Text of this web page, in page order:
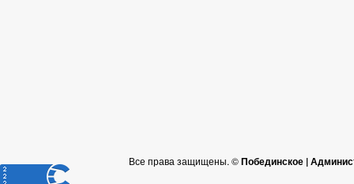
Все права защищены. ©Побединское |